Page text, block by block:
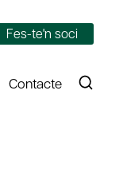
Fes-te'n soci
Contacte